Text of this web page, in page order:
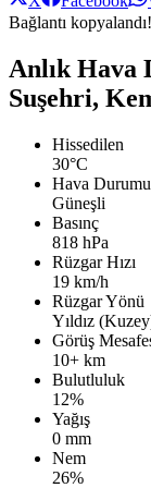
Bağlantı kopyalandı!
Anlık Hava
Suşehri,
Hissedilen
30°C
Hava Durumu
Güneşli
Basınç
818 hPa
Rüzgar Hızı
19 km/h
Rüzgar Yönü
Yıldız
Görüş
10+ km
Bulutluluk
12%
Yağış
0 mm
Nem
26%